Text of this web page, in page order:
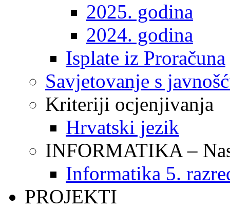
2025. godina
2024. godina
Isplate iz Proračuna
Savjetovanje s
Kriteriji ocjenjivanja
Hrvatski jezik
INFORMATIKA –
Informatika 5.
PROJEKTI